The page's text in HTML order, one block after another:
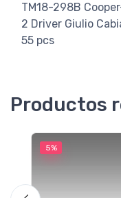
TM18-298B
2 Driver Giulio
55 pcs
Productos
5%